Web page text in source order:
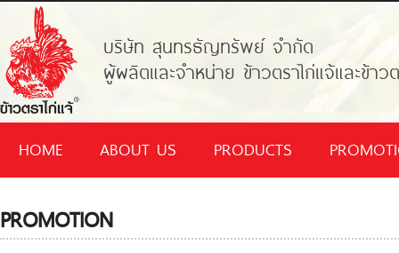
บริษัท สุนทรธัญทรัพย์ จำกัด
ผู้ผลิตและจำหน่าย ข้าวตราไก่แจ้และข้าวต
HOME ABOUT US PRODUCTS
PROMOTION